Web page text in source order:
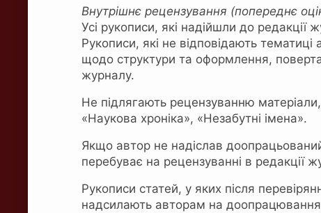
Внутрішнє рецензування (попереднє
Усі рукописи, які надійшли до
Рукописи, які не відповідають
щодо структури та оформлення,
журналу.
Не підлягають рецензуванню
«Наукова хроніка», «Незабутні імена».
Якщо автор не надіслав
перебуває на рецензуванні в редакції
Рукописи статей, у яких після
надсилають авторам на доопрацювання.